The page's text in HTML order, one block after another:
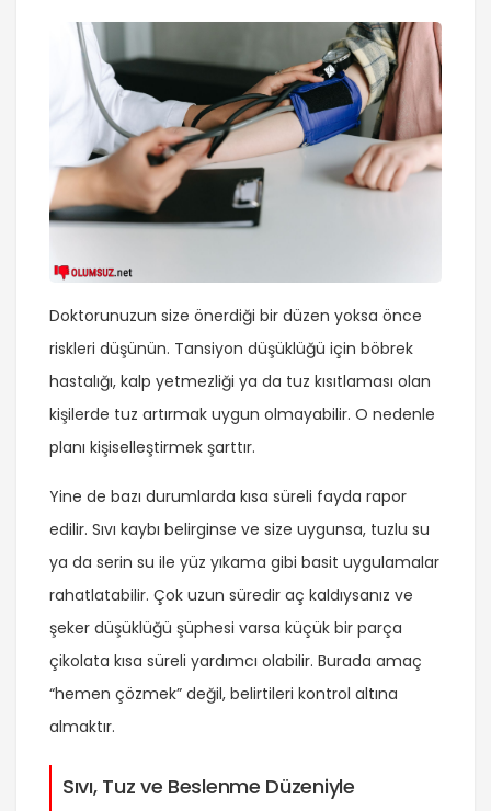
Doktorunuzun size önerdiği bir düzen yoksa önce
riskleri düşünün. Tansiyon düşüklüğü için böbrek
hastalığı, kalp yetmezliği ya da tuz kısıtlaması olan
kişilerde tuz artırmak uygun olmayabilir. O nedenle
planı kişiselleştirmek şarttır.
Yine de bazı durumlarda kısa süreli fayda rapor
edilir. Sıvı kaybı belirginse ve size uygunsa, tuzlu su
ya da serin su ile yüz yıkama gibi basit uygulamalar
rahatlatabilir. Çok uzun süredir aç kaldıysanız ve
şeker düşüklüğü şüphesi varsa küçük bir parça
çikolata kısa süreli yardımcı olabilir. Burada amaç
“hemen çözmek” değil, belirtileri kontrol altına
almaktır.
Sıvı, Tuz ve Beslenme Düzeniyle